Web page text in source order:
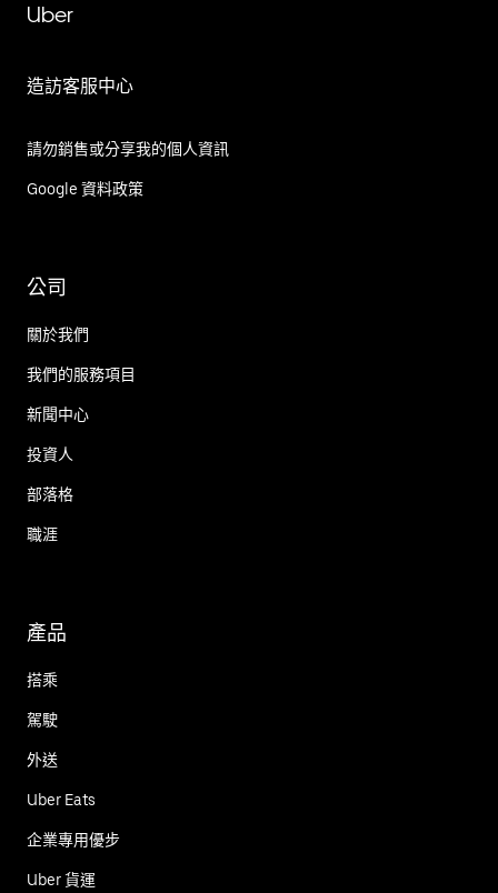
Uber
造訪客服中心
請勿銷售或分享我的個人資訊
Google 資料政策
公司
關於我們
我們的服務項目
新聞中心
投資人
部落格
職涯
產品
搭乘
駕駛
外送
Uber Eats
企業專用優步
Uber 貨運